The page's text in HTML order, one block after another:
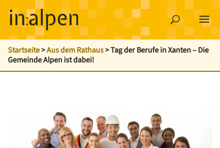
Startseite>Aus dem Rathaus>Tag der Berufe in Xanten – Die
Gemeinde Alpen ist dabei!